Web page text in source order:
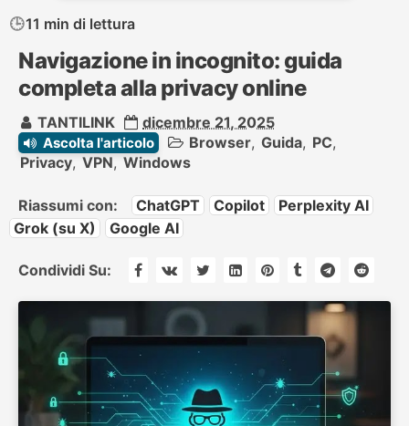
11 min di lettura
Navigazione in incognito: guida
completa alla privacy online
TANTILINK dicembre 21, 2025
Ascolta l'articolo Browser, Guida, PC,
Privacy, VPN, Windows
Riassumi con: ChatGPT Copilot
Perplexity AI
Grok (su X)
Google AI
Condividi Su: